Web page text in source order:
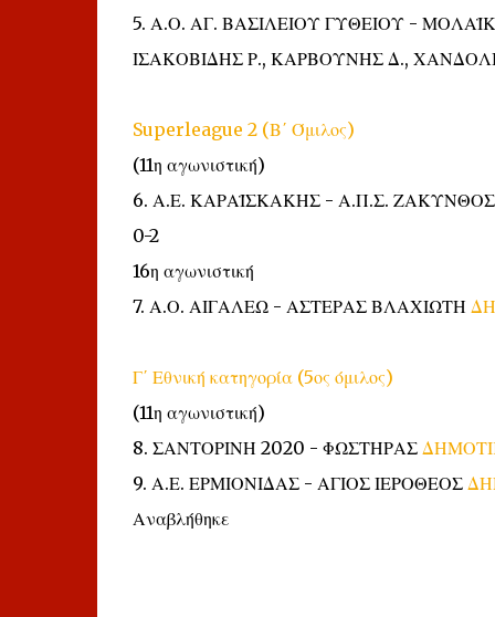
5. Α.Ο. ΑΓ. ΒΑΣΙΛΕΙΟΥ ΓΥΘΕΙΟΥ -
ΙΣΑΚΟΒΙΔΗΣ Ρ., ΚΑΡΒΟΥΝΗΣ Δ.,
Superleague 2 (Β΄ Όμιλος)
(11η αγωνιστική)
6. Α.Ε. ΚΑΡΑΪΣΚΑΚΗΣ - Α.Π.Σ. ΖΑΚΥΝΘΟΣ
0-2
16η αγωνιστική
7. Α.Ο. ΑΙΓΑΛΕΩ - ΑΣΤΕΡΑΣ ΒΛΑΧΙΩΤΗ
Γ΄ Εθνική κατηγορία (5ος όμιλος)
(11η αγωνιστική)
8. ΣΑΝΤΟΡΙΝΗ 2020 - ΦΩΣΤΗΡΑΣ
9. Α.Ε. ΕΡΜΙΟΝΙΔΑΣ - ΑΓΙΟΣ ΙΕΡΟΘΕΟΣ
Αναβλήθηκε